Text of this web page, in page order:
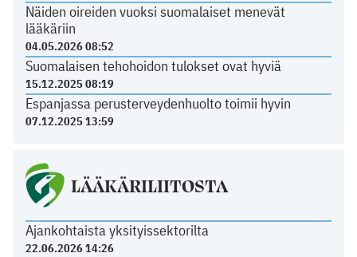
Näiden oireiden vuoksi suomalaiset menevät
lääkäriin
04.05.2026 08:52
Suomalaisen tehohoidon tulokset ovat hyviä
15.12.2025 08:19
Espanjassa perusterveydenhuolto toimii hyvin
07.12.2025 13:59
LÄÄKÄRILIITOSTA
Ajankohtaista yksityissektorilta
22.06.2026 14:26